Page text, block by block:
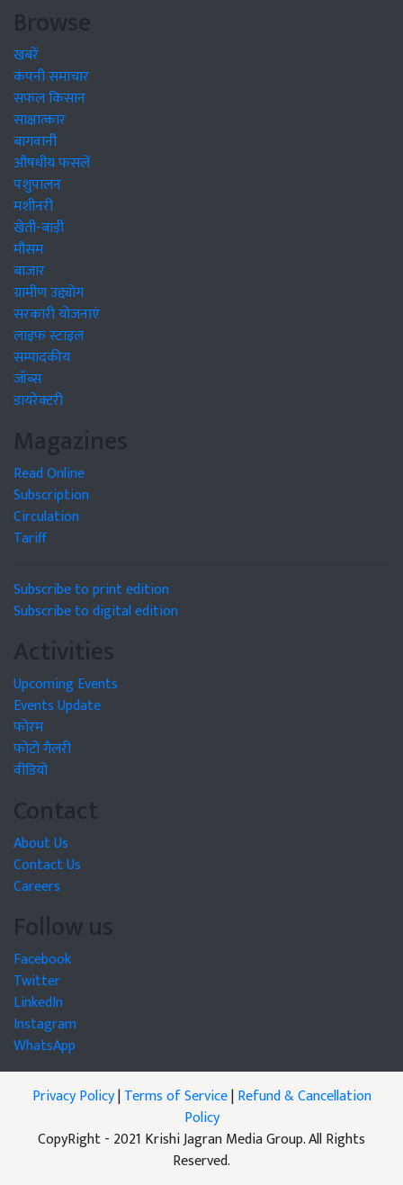
Browse
खबरें
कंपनी समाचार
सफल किसान
साक्षात्कार
बागवानी
औषधीय फसलें
पशुपालन
मशीनरी
खेती-बाड़ी
मौसम
बाजार
ग्रामीण उद्द्योग
सरकारी योजनाएं
लाइफ स्टाइल
सम्पादकीय
जॉब्स
डायरेक्टरी
Magazines
Read Online
Subscription
Circulation
Tariff
Subscribe to print edition
Subscribe to digital edition
Activities
Upcoming Events
Events Update
फोरम
फोटो गैलरी
वीडियो
Contact
About Us
Contact Us
Careers
Follow us
Facebook
Twitter
LinkedIn
Instagram
WhatsApp
Privacy Policy|Terms of Service|Refund & Cancellation
Policy
CopyRight - 2021 Krishi Jagran Media Group. All Rights
Reserved.